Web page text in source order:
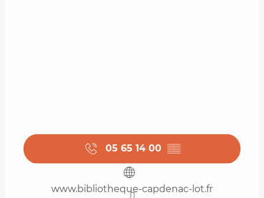
05 65 14 00 ▒▒
www.bibliotheque-capdenac-lot.fr